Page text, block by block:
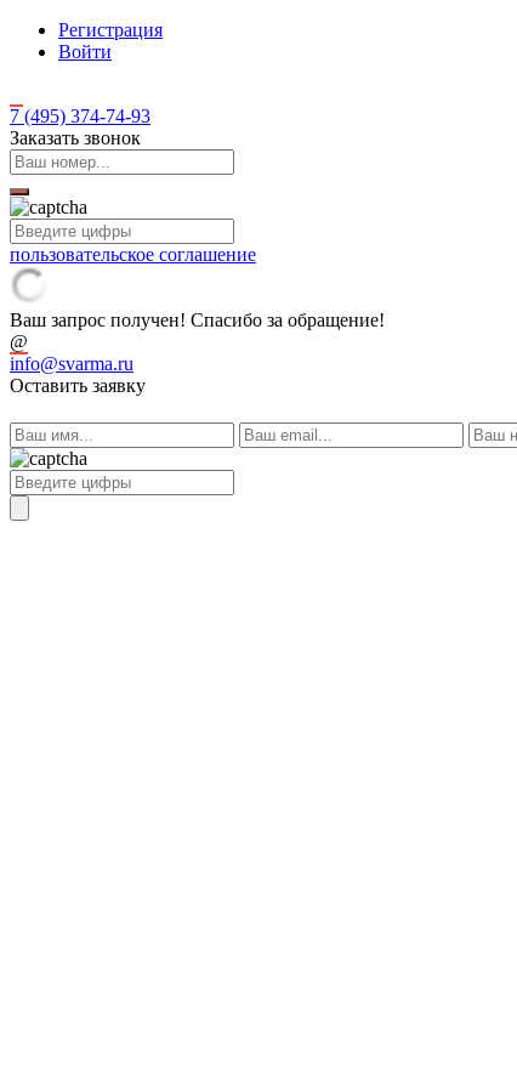
Регистрация
Войти
7 (495) 374-74-93
Заказать звонок
пользовательское соглашение
Ваш запрос получен! Спасибо за обращение!
@
info@svarma.ru
Оставить заявку